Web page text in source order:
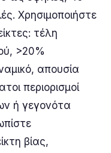
Χρησιμοποιήστε
τέλη
>20%
απουσία
περιορισμοί
ή γεγονότα
βίας,